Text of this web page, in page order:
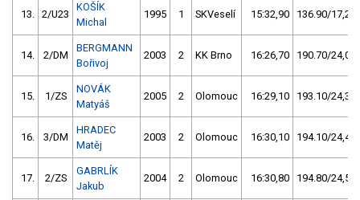
13. 2/U23
KOŠÍK
Michal
1995 1 SKVeselí 15:32,90 136.90/17,2
14. 2/DM
BERGMANN
Bořivoj
2003 2 KK Brno 16:26,70 190.70/24,0
15. 1/ZS
NOVÁK
Matyáš
2005 2 Olomouc 16:29,10 193.10/24,3
16. 3/DM
HRADEC
Matěj
2003 2 Olomouc 16:30,10 194.10/24,4
17. 2/ZS
GABRLÍK
Jakub
2004 2 Olomouc 16:30,80 194.80/24,5